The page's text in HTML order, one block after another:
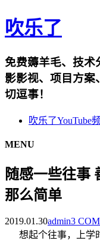
吹乐了
免费薅羊毛、技术
影影视、项目方案
切逗事！
吹乐了YouTube
MENU
随感一些往事
那么简单
2019.01.30admin3
想起个往事，上学